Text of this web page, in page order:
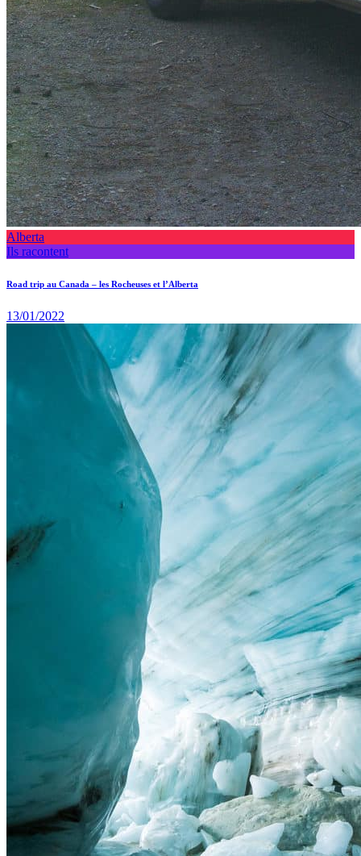
Alberta
Ils racontent
Road trip au Canada – les Rocheuses et l’Alberta
13/01/2022